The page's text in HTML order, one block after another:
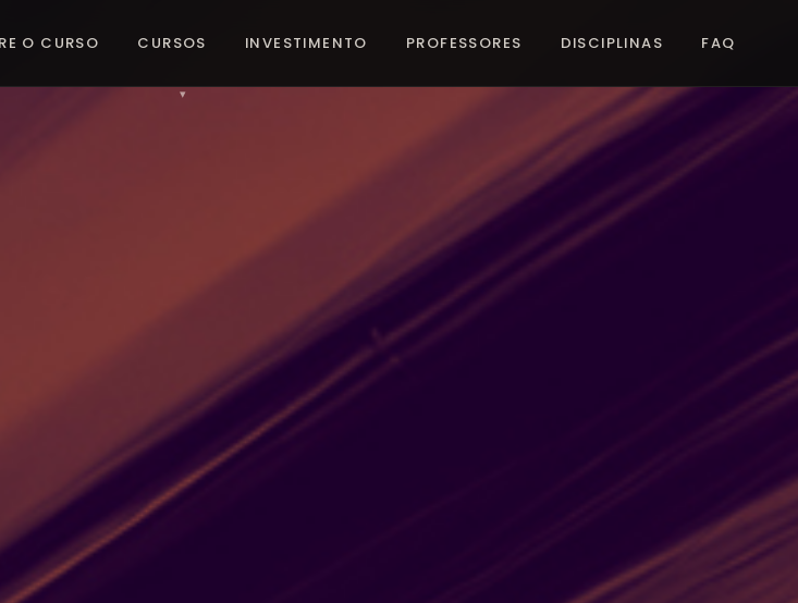
O CURSO CURSOS INVESTIMENTO PROFESSORES DISCIPLINAS FAQ